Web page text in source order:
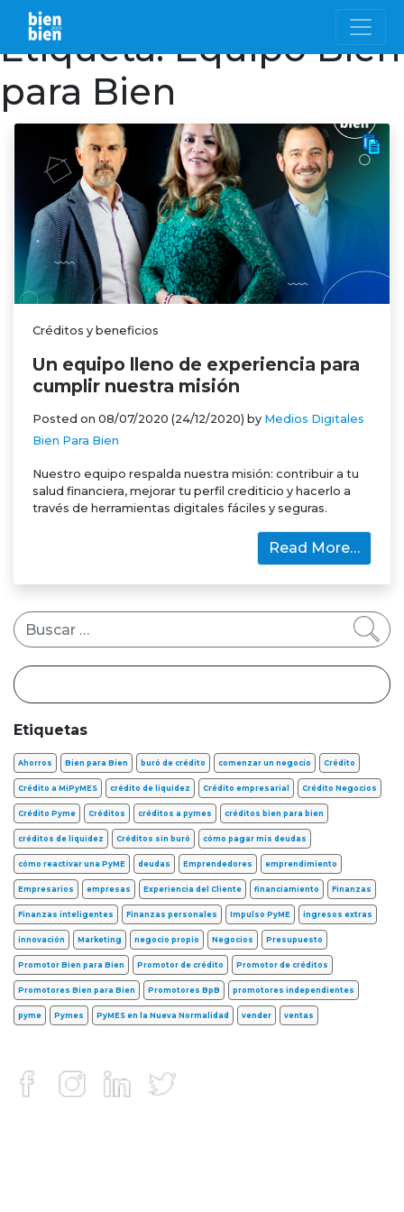
Etiqueta:Equipo Bien
para Bien
Créditos y beneficios
Un equipo lleno de experiencia para
cumplir nuestra misión
Posted on 08/07/2020 (24/12/2020) by Medios Digitales
Bien Para Bien
Nuestro equipo respalda nuestra misión: contribuir a tu
salud financiera, mejorar tu perfil crediticio y hacerlo a
través de herramientas digitales fáciles y seguras.
Read More…
Buscar
Etiquetas
Ahorros Bien para Bien buró de crédito comenzar un negocio Crédito
Crédito a MiPyMES crédito de liquidez Crédito empresarial Crédito Negocios
Crédito Pyme Créditos créditos a pymes créditos bien para bien
créditos de liquidez Créditos sin buró cómo pagar mis deudas
cómo reactivar una PyME deudas Emprendedores emprendimiento
Empresarios empresas Experiencia del Cliente financiamiento Finanzas
Finanzas inteligentes Finanzas personales Impulso PyME ingresos extras
innovación Marketing negocio propio Negocios Presupuesto
Promotor Bien para Bien Promotor de crédito Promotor de créditos
Promotores Bien para Bien Promotores BpB promotores independientes
pyme Pymes PyMES en la Nueva Normalidad vender ventas